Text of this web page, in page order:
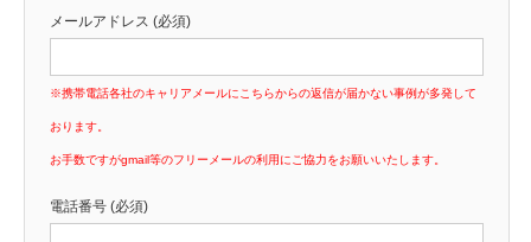
メールアドレス (必須)
※携帯電話各社のキャリアメールにこちらからの返信が届かない事例が多発して
おります。
お手数ですがgmail等のフリーメールの利用にご協力をお願いいたします。
電話番号 (必須)